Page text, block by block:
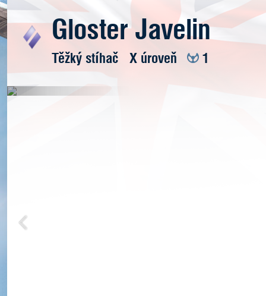
Gloster Javelin
Těžký stíhač X úroveň 1